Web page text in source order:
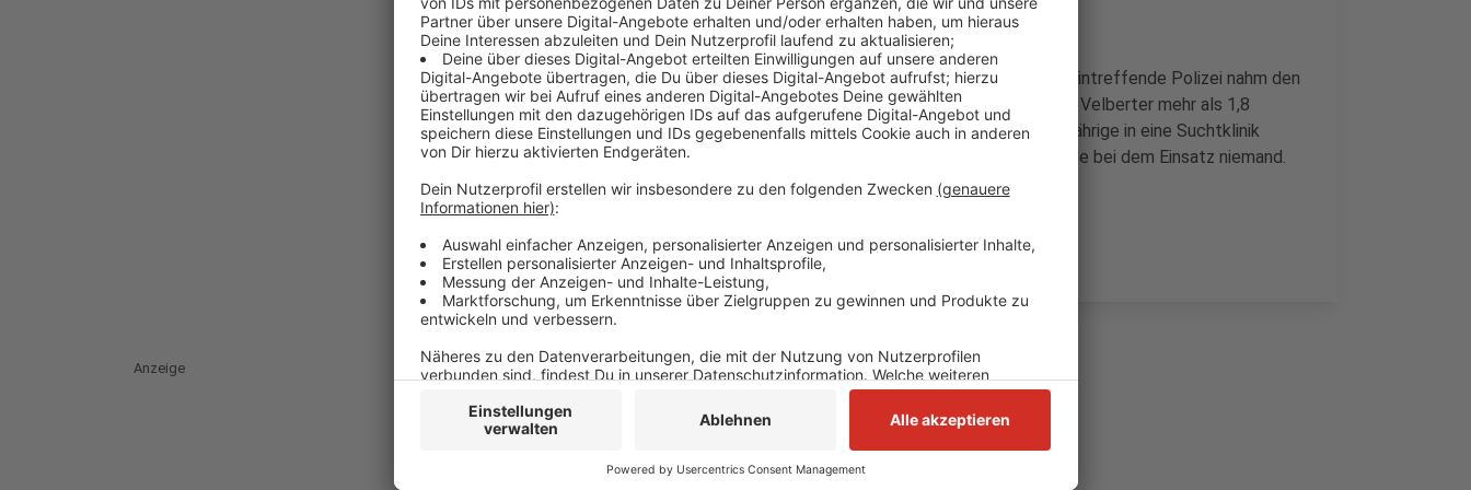
Als der eintraf, wurde auch er von dem 72-Jährigen bedroht. Die eintreffende Polizei nahm den
Senior fest und mit zur Wache. Laut eines Alkoholtests hatte der Velberter mehr als 1,8
Promille intus. Um weitere Vorfälle zu vermeiden, wurde der 72-Jährige in eine Suchtklinik
eingewiesen. Gegen den Senior wird jetzt ermittelt. Verletzt wurde bei dem Einsatz niemand.
Anzeige